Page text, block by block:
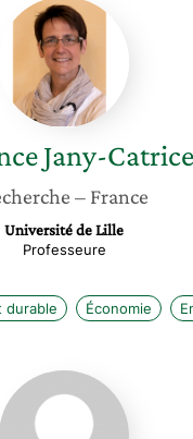
Florence
Jany-
Catrice
Jany-Catrice
– France
Université de Lille
Professeure
durable Économie
Annie
Dussuet